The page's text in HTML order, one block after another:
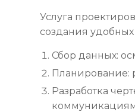
Услуга
создания
Сбор данных:
Планирование:
Разработка